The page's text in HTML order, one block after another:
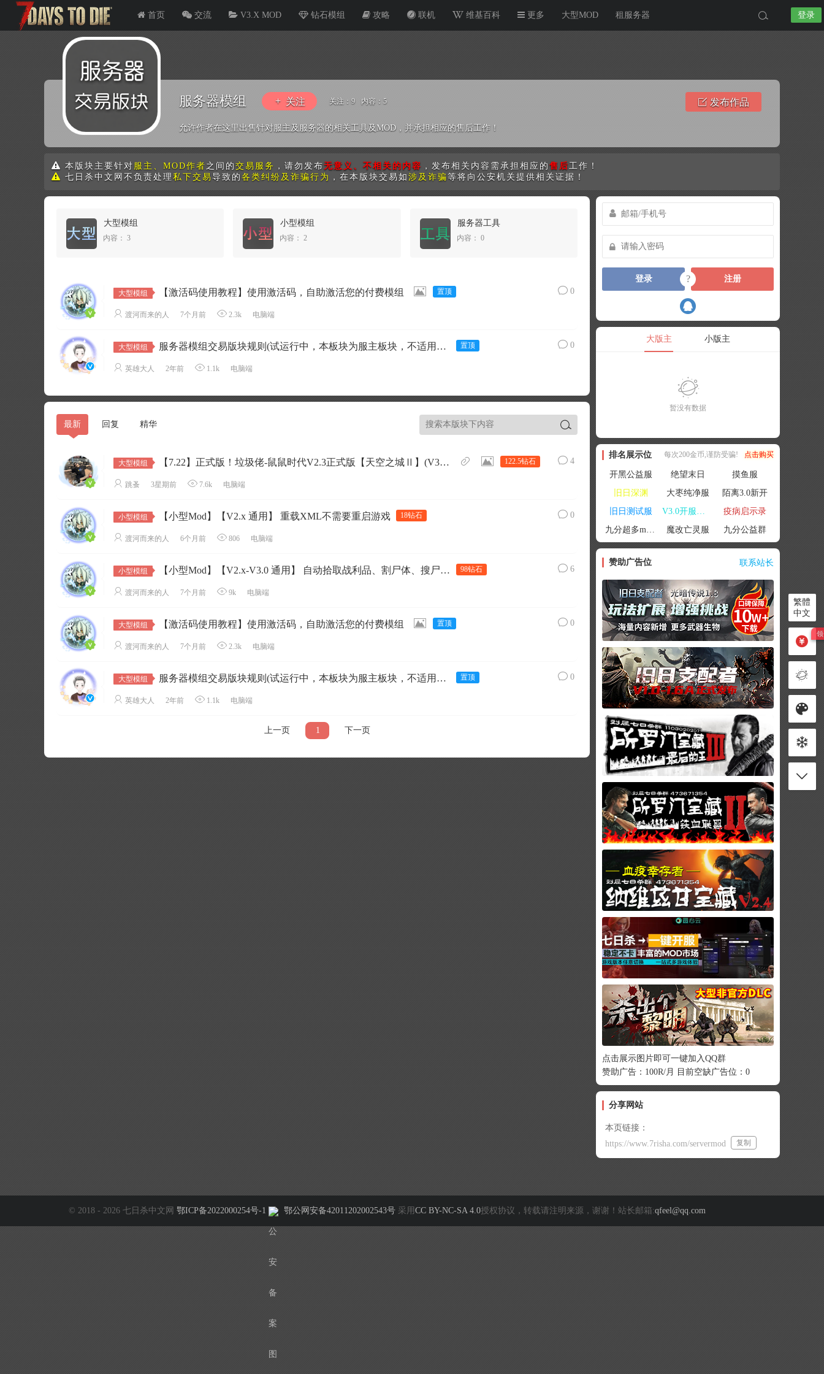
首页 交流 V3.X MOD 钻石模组 攻略 联机 维基百科 更多 大型MOD 租服务器 登录
服务器模组 关注 关注： 9 内容： 5 发布作品
允许作者在这里出售针对服主及服务器的相关工具及MOD，并承担相应的售后工作！
本版块主要针对 服主、MOD作者 之间的 交易服务 ，请勿发布无意义、不相关的内容 ，发布相关内容需承担相应的 售后工作！
七日杀中文网不负责处理 私下交易 导致的 各类纠纷及诈骗行为 ，在本版块交易如 涉及诈骗等将向公安机关提供相关证据！
登录 ? 注册
大版主 小版主
暂没有数据
排名展示位 每次200金币,谨防受骗! 点击购买
开黑公益服 绝望末日
摸鱼服
旧日深渊
大枣纯净服
陌离3.0新开
旧日测试服
V3.0开服联机
疫病启示录
九分超多mod群
魔改亡灵服 九分公益群
赞助广告位 联系站长
点击展示图片即可一键加入QQ群
赞助广告：100R/月 目前空缺广告位：0
分享网站
本页链接：
https://www.7risha.com/servermod
复制
大型模组
3
小型模组
2
服务器工具
0
大型模组 【激活码使用教程】使用激活码，自助激活您的付费模组 0
渡河而来的人 7个月前 2.3k 电脑端
大型模组 服务器模组交易版块规则(试运行中，本板块为服主板块，不适用普通玩家) 0
英雄大人 2年前 1.1k 电脑端
最新 回复 精华
大型模组 【7.22】正式版！垃圾佬-鼠鼠时代V2.3正式版【天空之城Ⅱ】(V3.0.1/物理机/中英) 122.5钻石 4
跳蚤 3星期前 7.6k 电脑端
小型模组 【小型Mod】【V2.x 通用】 重载XML不需要重启游戏 18钻石 0
渡河而来的人 6个月前 806 电脑端
小型模组 【小型Mod】【V2.x-V3.0 通用】 自动拾取战利品、割尸体、搜尸体 – 服务器版本 98钻石 6
渡河而来的人 7个月前 9k 电脑端
大型模组 【激活码使用教程】使用激活码，自助激活您的付费模组 0
渡河而来的人 7个月前 2.3k 电脑端
大型模组 服务器模组交易版块规则(试运行中，本板块为服主板块，不适用普通玩家) 0
英雄大人 2年前 1.1k 电脑端
上一页 1 下一页
繁體
中文
© 2018 - 2026 七日杀中文网 鄂ICP备2022000254号-1 鄂公网安备42011202002543号 采用 CC BY-NC-SA 4.0授权协议，转载请注明来源，谢谢！站长邮箱:qfeel@qq.com